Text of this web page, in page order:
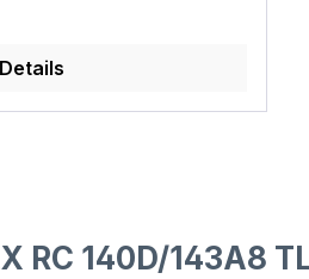
Details
RC 140D/143A8